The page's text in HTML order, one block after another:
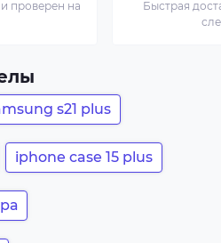
проверен на
Быстрая
s21 plus
iphone case 15 plus